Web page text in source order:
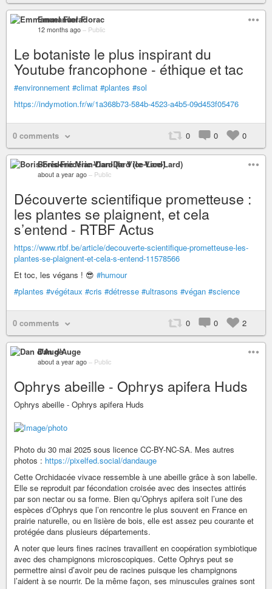
Emmanuel Florac
12 months ago – Public
Le botaniste le plus inspirant du
Youtube francophone - éthique et tac
#environnement #climat #plantes #sol
https://indymotion.fr/w/1a368b73-584b-4523-a4b5-09d453f05476
0 comments 0 0 0
Boris-Frédéric Vian-Dard (le Vice-Lard)
about a year ago – Public
Découverte scientifique prometteuse :
les plantes se plaignent, et cela
s’entend - RTBF Actus
https://www.rtbf.be/article/decouverte-scientifique-prometteuse-les-
plantes-se-plaignent-et-cela-s-entend-11578566
Et toc, les végans ! 😎 #humour
#plantes #végétaux #cris #détresse #ultrasons #végan #science
0 comments 0 0 2
Dan d'Auge
about a year ago – Public
Ophrys abeille - Ophrys apifera Huds
Ophrys abeille - Ophrys apifera Huds
Photo du 30 mai 2025 sous licence CC-BY-NC-SA. Mes autres
photos : https://pixelfed.social/dandauge
Cette Orchidacée vivace ressemble à une abeille grâce à son labelle.
Elle se reproduit par fécondation croisée avec des insectes attirés
par son nectar ou sa forme. Bien qu’Ophrys apifera soit l’une des
espèces d’Ophrys que l’on rencontre le plus souvent en France en
prairie naturelle, ou en lisière de bois, elle est assez peu courante et
protégée dans plusieurs départements.
A noter que leurs fines racines travaillent en coopération symbiotique
avec des champignons microscopiques. Cette Ophrys peut se
permettre ainsi d’avoir peu de racines puisque les champignons
l’aident à se nourrir. De la même façon, ses minuscules graines sont